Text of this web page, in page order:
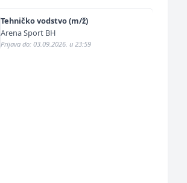
Tehničko vodstvo (m/ž)
Arena Sport BH
Prijava do: 03.09.2026. u 23:59